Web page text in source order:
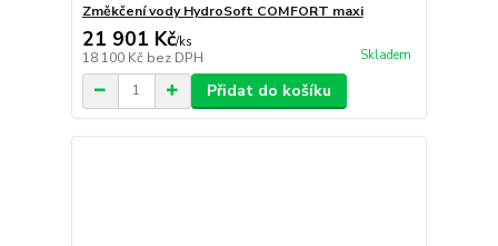
Změkčení vody HydroSoft COMFORT maxi
21 901 Kč/ks
18 100 Kč bez DPH Skladem
Přidat do košíku